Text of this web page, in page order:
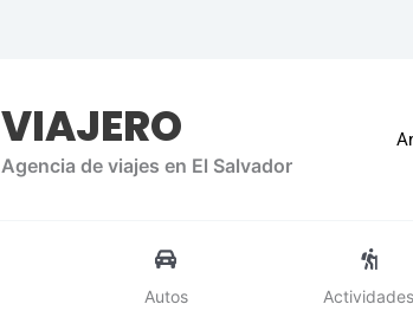
VIAJERO
Agencia de viajes en El Salvador
Autos Actividades